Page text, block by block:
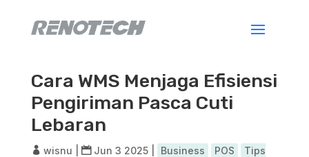
Cara WMS Menjaga Efisiensi
Pengiriman Pasca Cuti
Lebaran
wisnu Jun 3 2025| Business POS
Tips